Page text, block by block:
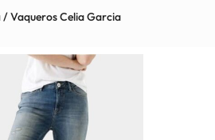
/ Vaqueros Celia Garcia